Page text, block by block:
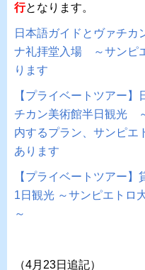
行となります。
日本語ガイドとヴァチ
ナ礼拝堂入場 ～サンピ
ります
【プライベートツアー
チカン美術館半日観光
内するプラン、サンピエ
あります
【プライベートツアー
1日観光 ～サンピエトロ
～
（4月23日追記）